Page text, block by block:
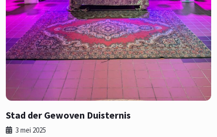
Stad der Gewoven Duisternis
3 mei 2025